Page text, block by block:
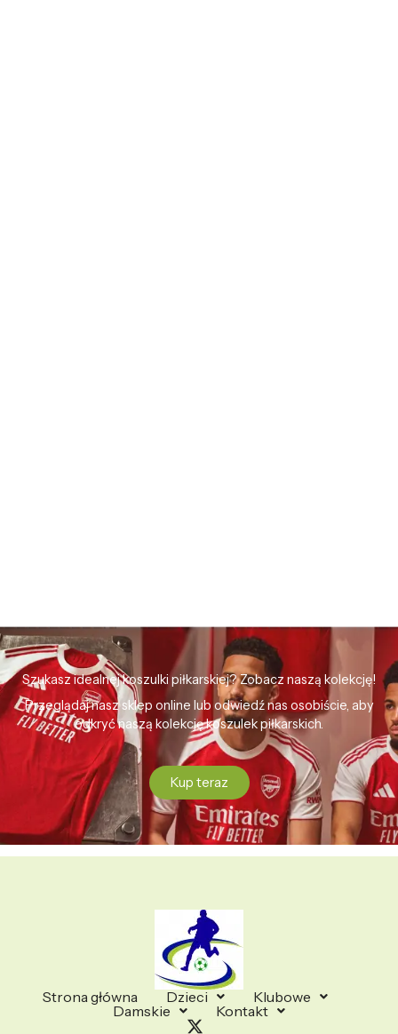
Szukasz idealnej koszulki piłkarskiej? Zobacz naszą kolekcję!
Przeglądaj nasz sklep online lub odwiedź nas osobiście, aby
odkryć naszą kolekcję koszulek piłkarskich.
Kup teraz
Strona główna Dzieci
Klubowe
Damskie
Kontakt